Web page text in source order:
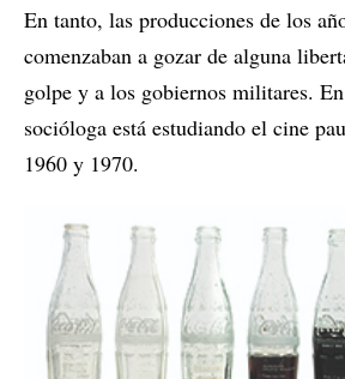
En tanto, las producciones de los
comenzaban a gozar de alguna
golpe y a los gobiernos militares.
socióloga está estudiando el cine
1960 y 1970.